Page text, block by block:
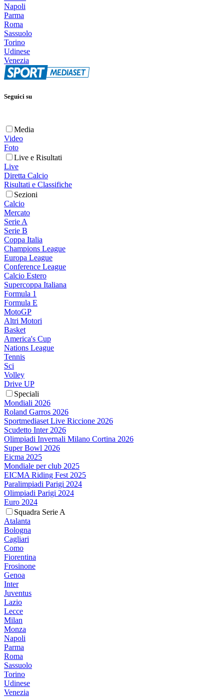
Napoli
Parma
Roma
Sassuolo
Torino
Udinese
Venezia
Seguici su
Media
Video
Foto
Live e Risultati
Live
Diretta Calcio
Risultati e Classifiche
Sezioni
Calcio
Mercato
Serie A
Serie B
Coppa Italia
Champions League
Europa League
Conference League
Calcio Estero
Supercoppa Italiana
Formula 1
Formula E
MotoGP
Altri Motori
Basket
America's Cup
Nations League
Tennis
Sci
Volley
Drive UP
Speciali
Mondiali 2026
Roland Garros 2026
Sportmediaset Live Riccione 2026
Scudetto Inter 2026
Olimpiadi Invernali Milano Cortina 2026
Super Bowl 2026
Eicma 2025
Mondiale per club 2025
EICMA Riding Fest 2025
Paralimpiadi Parigi 2024
Olimpiadi Parigi 2024
Euro 2024
Squadra Serie A
Atalanta
Bologna
Cagliari
Como
Fiorentina
Frosinone
Genoa
Inter
Juventus
Lazio
Lecce
Milan
Monza
Napoli
Parma
Roma
Sassuolo
Torino
Udinese
Venezia